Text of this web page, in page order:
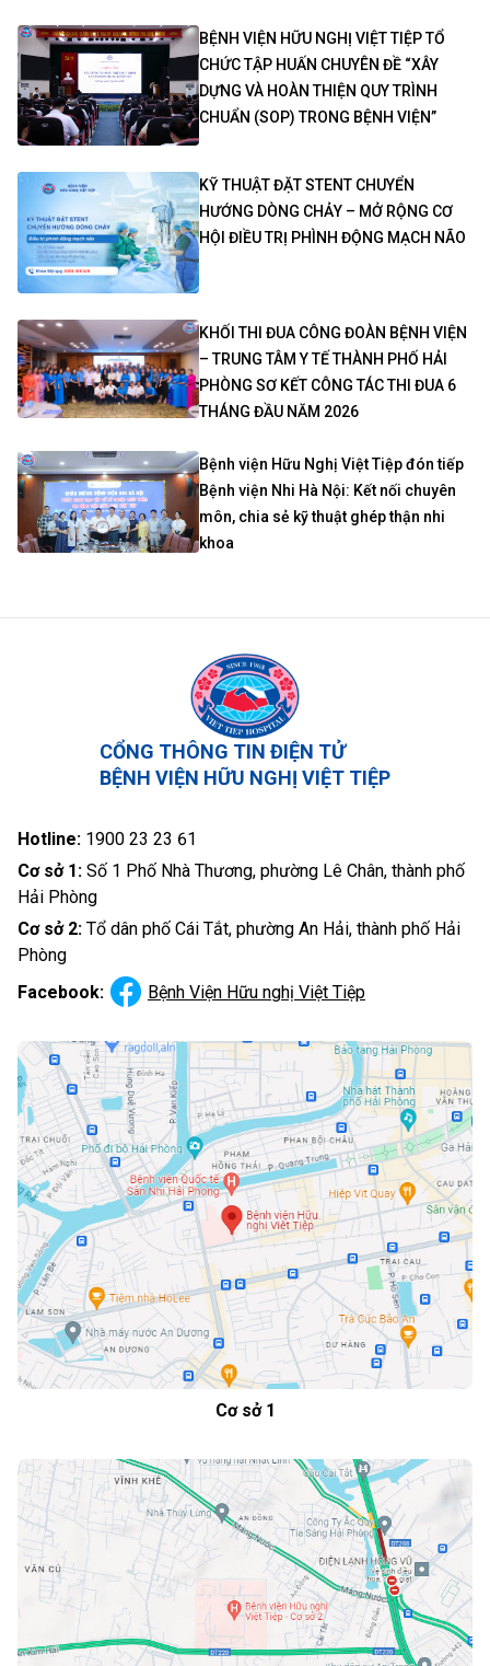
BỆNH VIỆN HỮU NGHỊ VIỆT TIỆP TỔ
CHỨC TẬP HUẤN CHUYÊN ĐỀ “XÂY
DỰNG VÀ HOÀN THIỆN QUY TRÌNH
CHUẨN (SOP) TRONG BỆNH VIỆN”
KỸ THUẬT ĐẶT STENT CHUYỂN
HƯỚNG DÒNG CHẢY – MỞ RỘNG CƠ
HỘI ĐIỀU TRỊ PHÌNH ĐỘNG MẠCH NÃO
KHỐI THI ĐUA CÔNG ĐOÀN BỆNH VIỆN
– TRUNG TÂM Y TẾ THÀNH PHỐ HẢI
PHÒNG SƠ KẾT CÔNG TÁC THI ĐUA 6
THÁNG ĐẦU NĂM 2026
Bệnh viện Hữu Nghị Việt Tiệp đón tiếp
Bệnh viện Nhi Hà Nội: Kết nối chuyên
môn, chia sẻ kỹ thuật ghép thận nhi
khoa
CỔNG THÔNG TIN ĐIỆN TỬ
BỆNH VIỆN HỮU NGHỊ VIỆT TIỆP
Hotline: 1900 23 23 61
Cơ sở 1: Số 1 Phố Nhà Thương, phường Lê Chân, thành phố
Hải Phòng
Cơ sở 2: Tổ dân phố Cái Tắt, phường An Hải, thành phố Hải
Phòng
Facebook:
Bệnh Viện Hữu nghị Việt Tiệp
Cơ sở 1